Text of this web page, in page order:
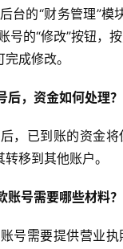
台的“财务管理”模
号的“修改”按钮，
成修改。
后，资金如何处理？
，已到账的资金将
移到其他账户。
账号需要哪些材料？
号需要提供营业